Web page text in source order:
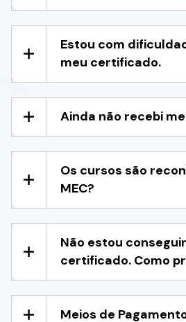
Estou com
meu certificado.
Ainda não recebi
Os cursos são
MEC?
Não estou
certificado. Como
Meios de